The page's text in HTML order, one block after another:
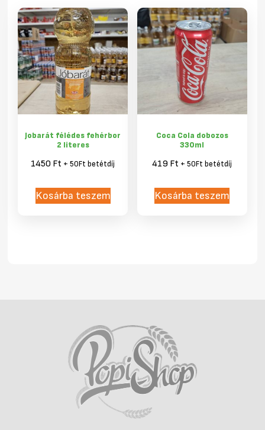
Jobarát félédes fehérbor
2 literes
1450 Ft + 50Ft betétdíj
Kosárba teszem
Coca Cola dobozos
330ml
419 Ft + 50Ft betétdíj
Kosárba teszem